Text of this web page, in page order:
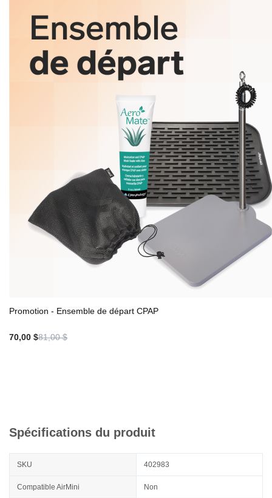
Promotion - Ensemble de départ CPAP
70,00 $81,00 $
Spécifications du produit
SKU 402983
Compatible AirMini Non